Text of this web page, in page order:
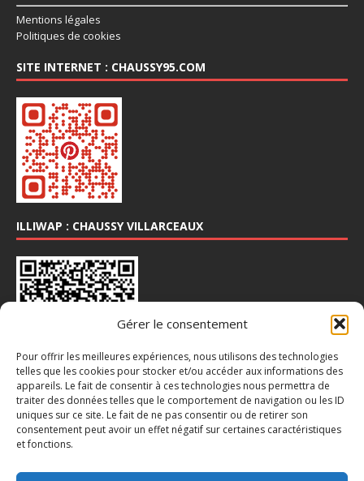
Gérer le consentement
Pour offrir les meilleures expériences, nous utilisons des technologies
telles que les cookies pour stocker et/ou accéder aux informations des
appareils. Le fait de consentir à ces technologies nous permettra de
traiter des données telles que le comportement de navigation ou les ID
uniques sur ce site. Le fait de ne pas consentir ou de retirer son
consentement peut avoir un effet négatif sur certaines caractéristiques
et fonctions.
Mentions légales
Politiques de cookies
SITE INTERNET : CHAUSSY95.COM
ILLIWAP : CHAUSSY VILLARCEAUX
INSTA : @CHAUSSY_VILLARCEAUX